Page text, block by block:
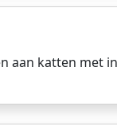
aan katten met